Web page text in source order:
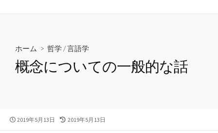
ホーム > 哲学 /言語学
概念についての一般的な話
公
2019年5月13日
最
2019年5月13日